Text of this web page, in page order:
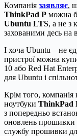
Компанія заявляє,
ThinkPad P можна
Ubuntu LTS, а не з
захованими десь на
І хоча Ubuntu – не
пристрої можна
10 або Red Hat
для Ubuntu і
Крім того,
ноутбуки ThinkPad
з попередньо
оновлень прошивки
службу прошивки